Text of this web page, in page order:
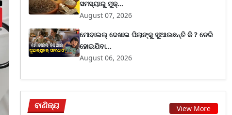
ସମସ୍ୟାରୁ ମୁକ୍...
August 07, 2026
ମୋବାଇଲ୍ ଦେଖାଇ ପିଲାଙ୍କୁ ଖୁଆଉଛନ୍ତି କି ? ଡେରି
ହୋଇଯିବା...
August 06, 2026
ବାଣିଜ୍ୟ View More